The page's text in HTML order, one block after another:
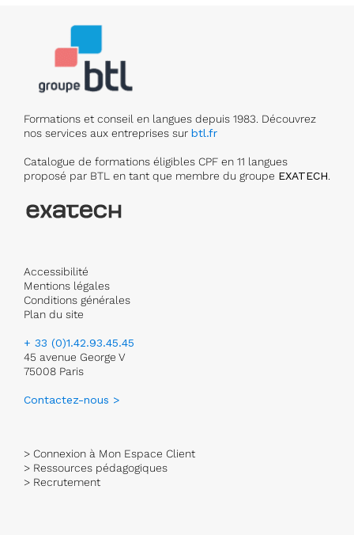
Formations et conseil en langues depuis 1983. Découvrez
nos services aux entreprises sur btl.fr
Catalogue de formations éligibles CPF en 11 langues
proposé par BTL en tant que membre du groupe EXATECH
Accessibilité
Mentions légales
Conditions générales
Plan du site
+ 33 (0)1.42.93.45.45
45 avenue George V
75008 Paris
Contactez-nous >
> Connexion à Mon Espace Client
> Ressources pédagogiques
> Recrutement